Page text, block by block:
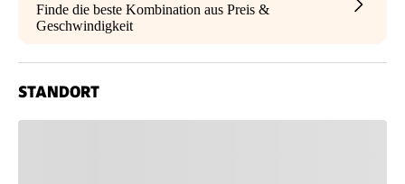
Finde die beste Kombination aus Preis &
Geschwindigkeit
STANDORT